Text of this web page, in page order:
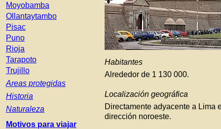
Habitantes
Alrededor de 1.130.000.
Localización geográfica
Directamente adyacente a Lima
dirección noroeste.
Moyobamba
Ollantaytambo
Pisac
Puno
Rioja
Tarapoto
Trujillo
Areas protegidas
Historia
Naturaleza
Motivos para viajar